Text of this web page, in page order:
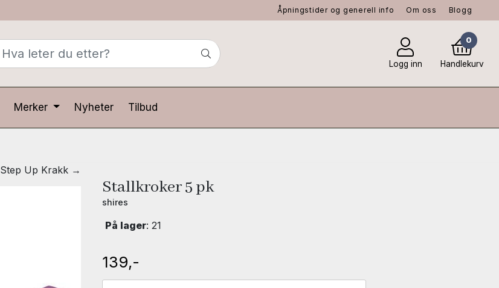
Åpningstider og generell info Om oss Blogg
Logg inn
0
Handlekurv
Merker Nyheter Tilbud
Step Up Krakk →
Stallkroker 5 pk
shires
På lager: 21
139,-